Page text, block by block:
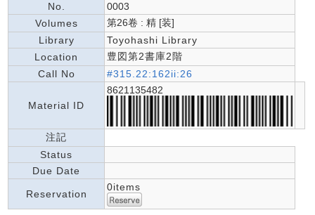
No.
0003
Volumes
第26卷 : 精 [装]
Library
Toyohashi Library
Location
豊図第2書庫2階
Call No
#315.22:162ii:26
Material ID
8621135482
注記
Status
Due Date
Reservation
0items